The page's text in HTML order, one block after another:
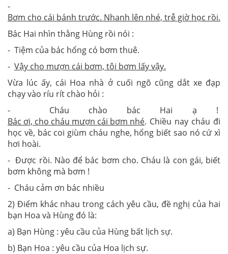
-
Bơm cho cái bánh trước. Nhanh lên nhé, trễ giờ học rồi.
Bác Hai nhìn thằng Hùng rồi nói :
- Tiệm của bác hổng có bơm thuê.
- Vậy cho mượn cái bơm, tôi bơm lấy vậy.
Vừa lúc ấy, cái Hoa nhà ở cuối ngõ cũng dắt xe đạp
chạy vào ríu rít chào hỏi :
- Cháu chào bác Hai ạ !
Bác ơi, cho cháu mượn cái bơm nhé. Chiều nay cháu đi
học về, bác coi giùm cháu nghe, hổng biết sao nó cứ xì
hơi hoài.
- Được rồi. Nào để bác bơm cho. Cháu là con gái, biết
bơm không mà bơm !
- Cháu cảm ơn bác nhiều
2) Điểm khác nhau trong cách yêu cầu, đề nghị của hai
bạn Hoa và Hùng đó là:
a) Bạn Hùng : yêu cầu của Hùng bất lịch sự.
b) Bạn Hoa : yêu cầu của Hoa lịch sự.